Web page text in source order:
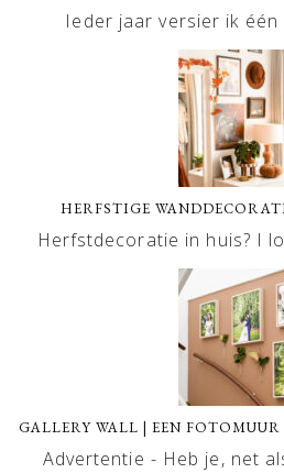
Ieder jaar versier ik
HERFSTIGE
Herfstdecoratie in huis? I
GALLERY WALL | EEN
Advertentie - Heb je, net